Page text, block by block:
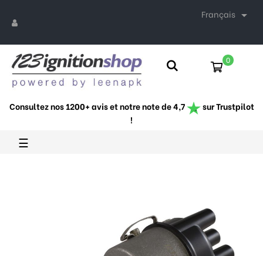
Français 
0
Consultez nos 1200+ avis et notre note de 4,7
sur Trustpilot
!
Basculer
la
☰